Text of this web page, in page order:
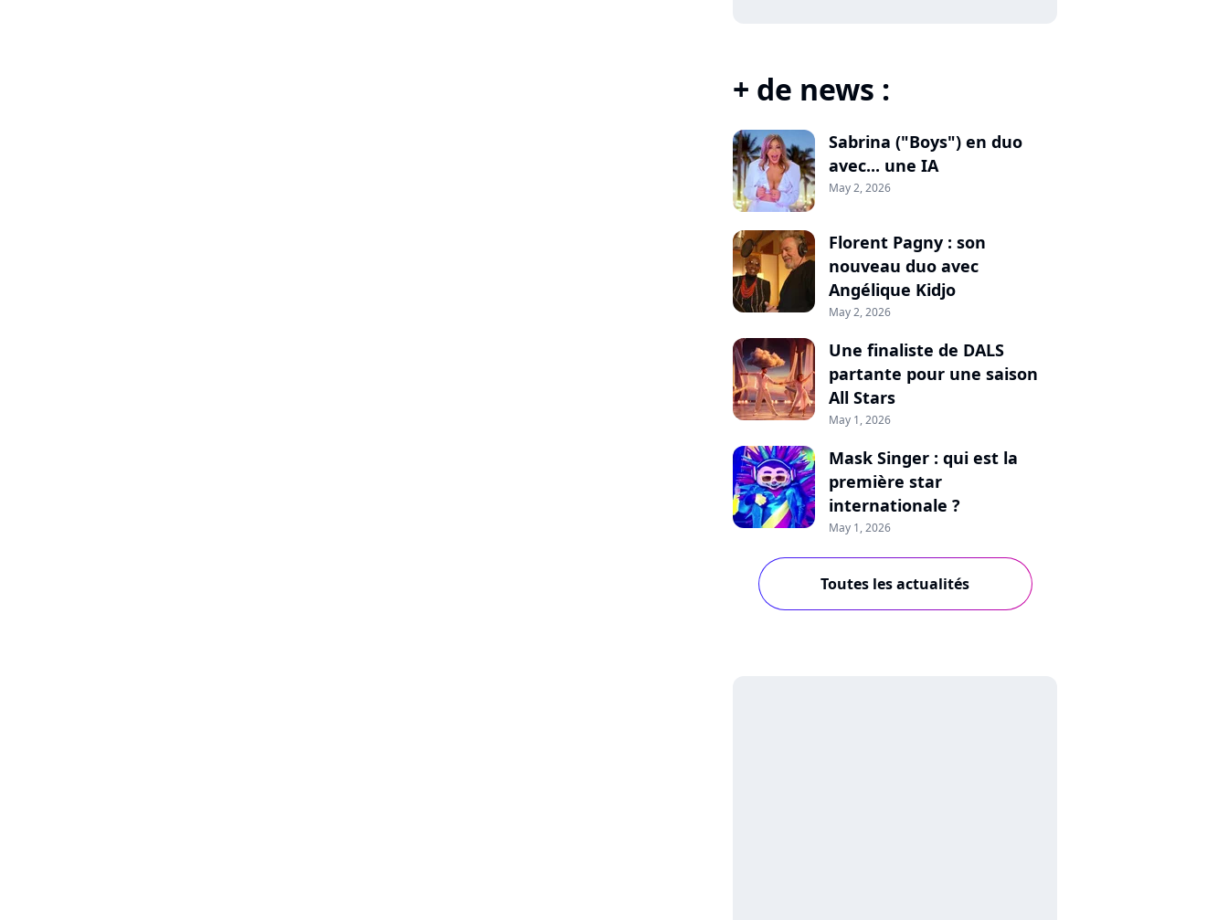
+ de news :
Sabrina ("Boys") en duo
avec... une IA
May 2, 2026
Florent Pagny : son
nouveau duo avec
Angélique Kidjo
May 2, 2026
Une finaliste de DALS
partante pour une saison
All Stars
May 1, 2026
Mask Singer : qui est la
première star
internationale ?
May 1, 2026
Toutes les actualités